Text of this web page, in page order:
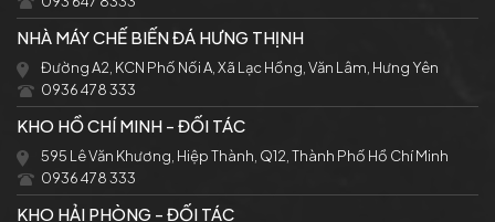
NHÀ MÁY CHẾ BIẾN ĐÁ HƯNG THỊNH
Đường A2, KCN Phố Nối A, Xã Lạc Hồng, Văn Lâm, Hưng Yên
0936 478 333
KHO HỒ CHÍ MINH - ĐỐI TÁC
595 Lê Văn Khương, Hiệp Thành, Q12, Thành Phố Hồ Chí Minh
0936 478 333
KHO HẢI PHÒNG - ĐỐI TÁC